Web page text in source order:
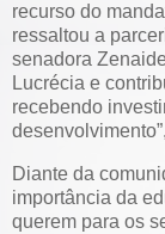
recurso do
ressaltou a
senadora
Lucrécia e
recebendo
Diante da
importância da
querem para os